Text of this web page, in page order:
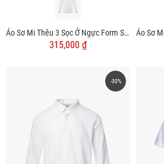
Áo Sơ Mi Thêu 3 Sọc Ở Ngực Form Slimfit SM163
315,000 ₫
-30%